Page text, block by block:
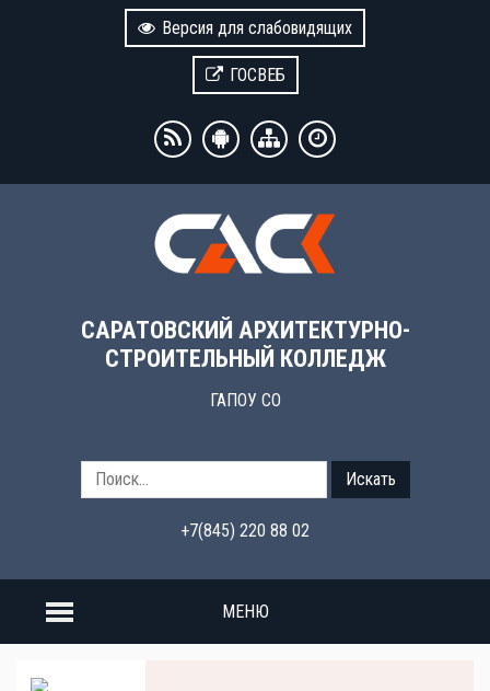
Версия для слабовидящих
ГОСВЕБ
САРАТОВСКИЙ АРХИТЕКТУРНО-
СТРОИТЕЛЬНЫЙ КОЛЛЕДЖ
ГАПОУ СО
Искать
+7(845) 220 88 02
МЕНЮ